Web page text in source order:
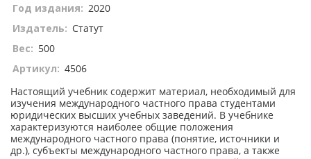
Год издания: 2020
Издатель: Статут
Вес: 500
Артикул: 4506
Настоящий учебник содержит материал, необходимый для
изучения международного частного права студентами
юридических высших учебных заведений. В учебнике
характеризуются наиболее общие положения
международного частного права (понятие, источники и
др.), субъекты международного частного права, а также